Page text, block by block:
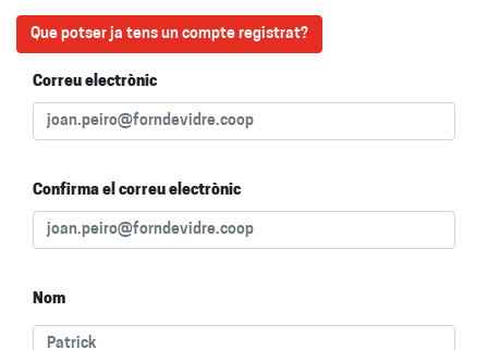
Que potser ja tens un compte registrat?
Correu electrònic
Confirma el correu electrònic
Nom